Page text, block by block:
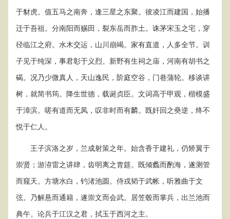
于豺虎。值五马之南奔，逢三星之东聚。彼凌江而建国，始播
迁于吾祖。分南阳而赐田，裂东岳而胙土。诛茅宋玉之宅，穿
径临江之府。水木交运，山川崩竭。家有直道，人多全节。训
子见于纯深，事君彰于义烈。新野有生祠之庙，河南有胡书之
碣。况乃少微真人，天山逸民，阶庭空谷，门巷蒲轮。移谈讲
树，就简书筠。降生世德，载诞贞臣。文词高于甲观，楷模盛
于漳滨。嗟有道而无凤，叹非时而有麟。既奸回之奰逆，终不
悦于仁人。
王子滨洛之岁，兰成射策之年。始含香于建礼，仍矫翼于
崇贤；游洊雷之讲肆，齿明离之胄筵。既倾蠡而酌海，遂测管
而窥天。方塘水白，钓渚池圆。侍戎韬于武帐，听雅曲于文
弦。乃解悬而通籍，遂崇文而会武。居笠毂而掌兵，出兰池而
典午。论兵于江汉之君，拭玉于西河之主。